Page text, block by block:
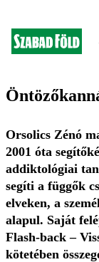
Orsolics Zénó
2001 óta
addiktológiai
segíti a függők
elveken, a
alapul. Saját
Flash-back –
kötetében